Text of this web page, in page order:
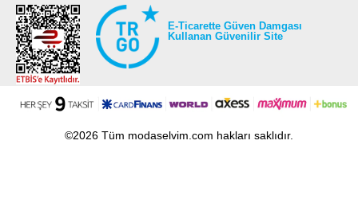
E-Ticarette Güven Damgası
Kullanan Güvenilir Site
©2026 Tüm modaselvim.com hakları saklıdır.